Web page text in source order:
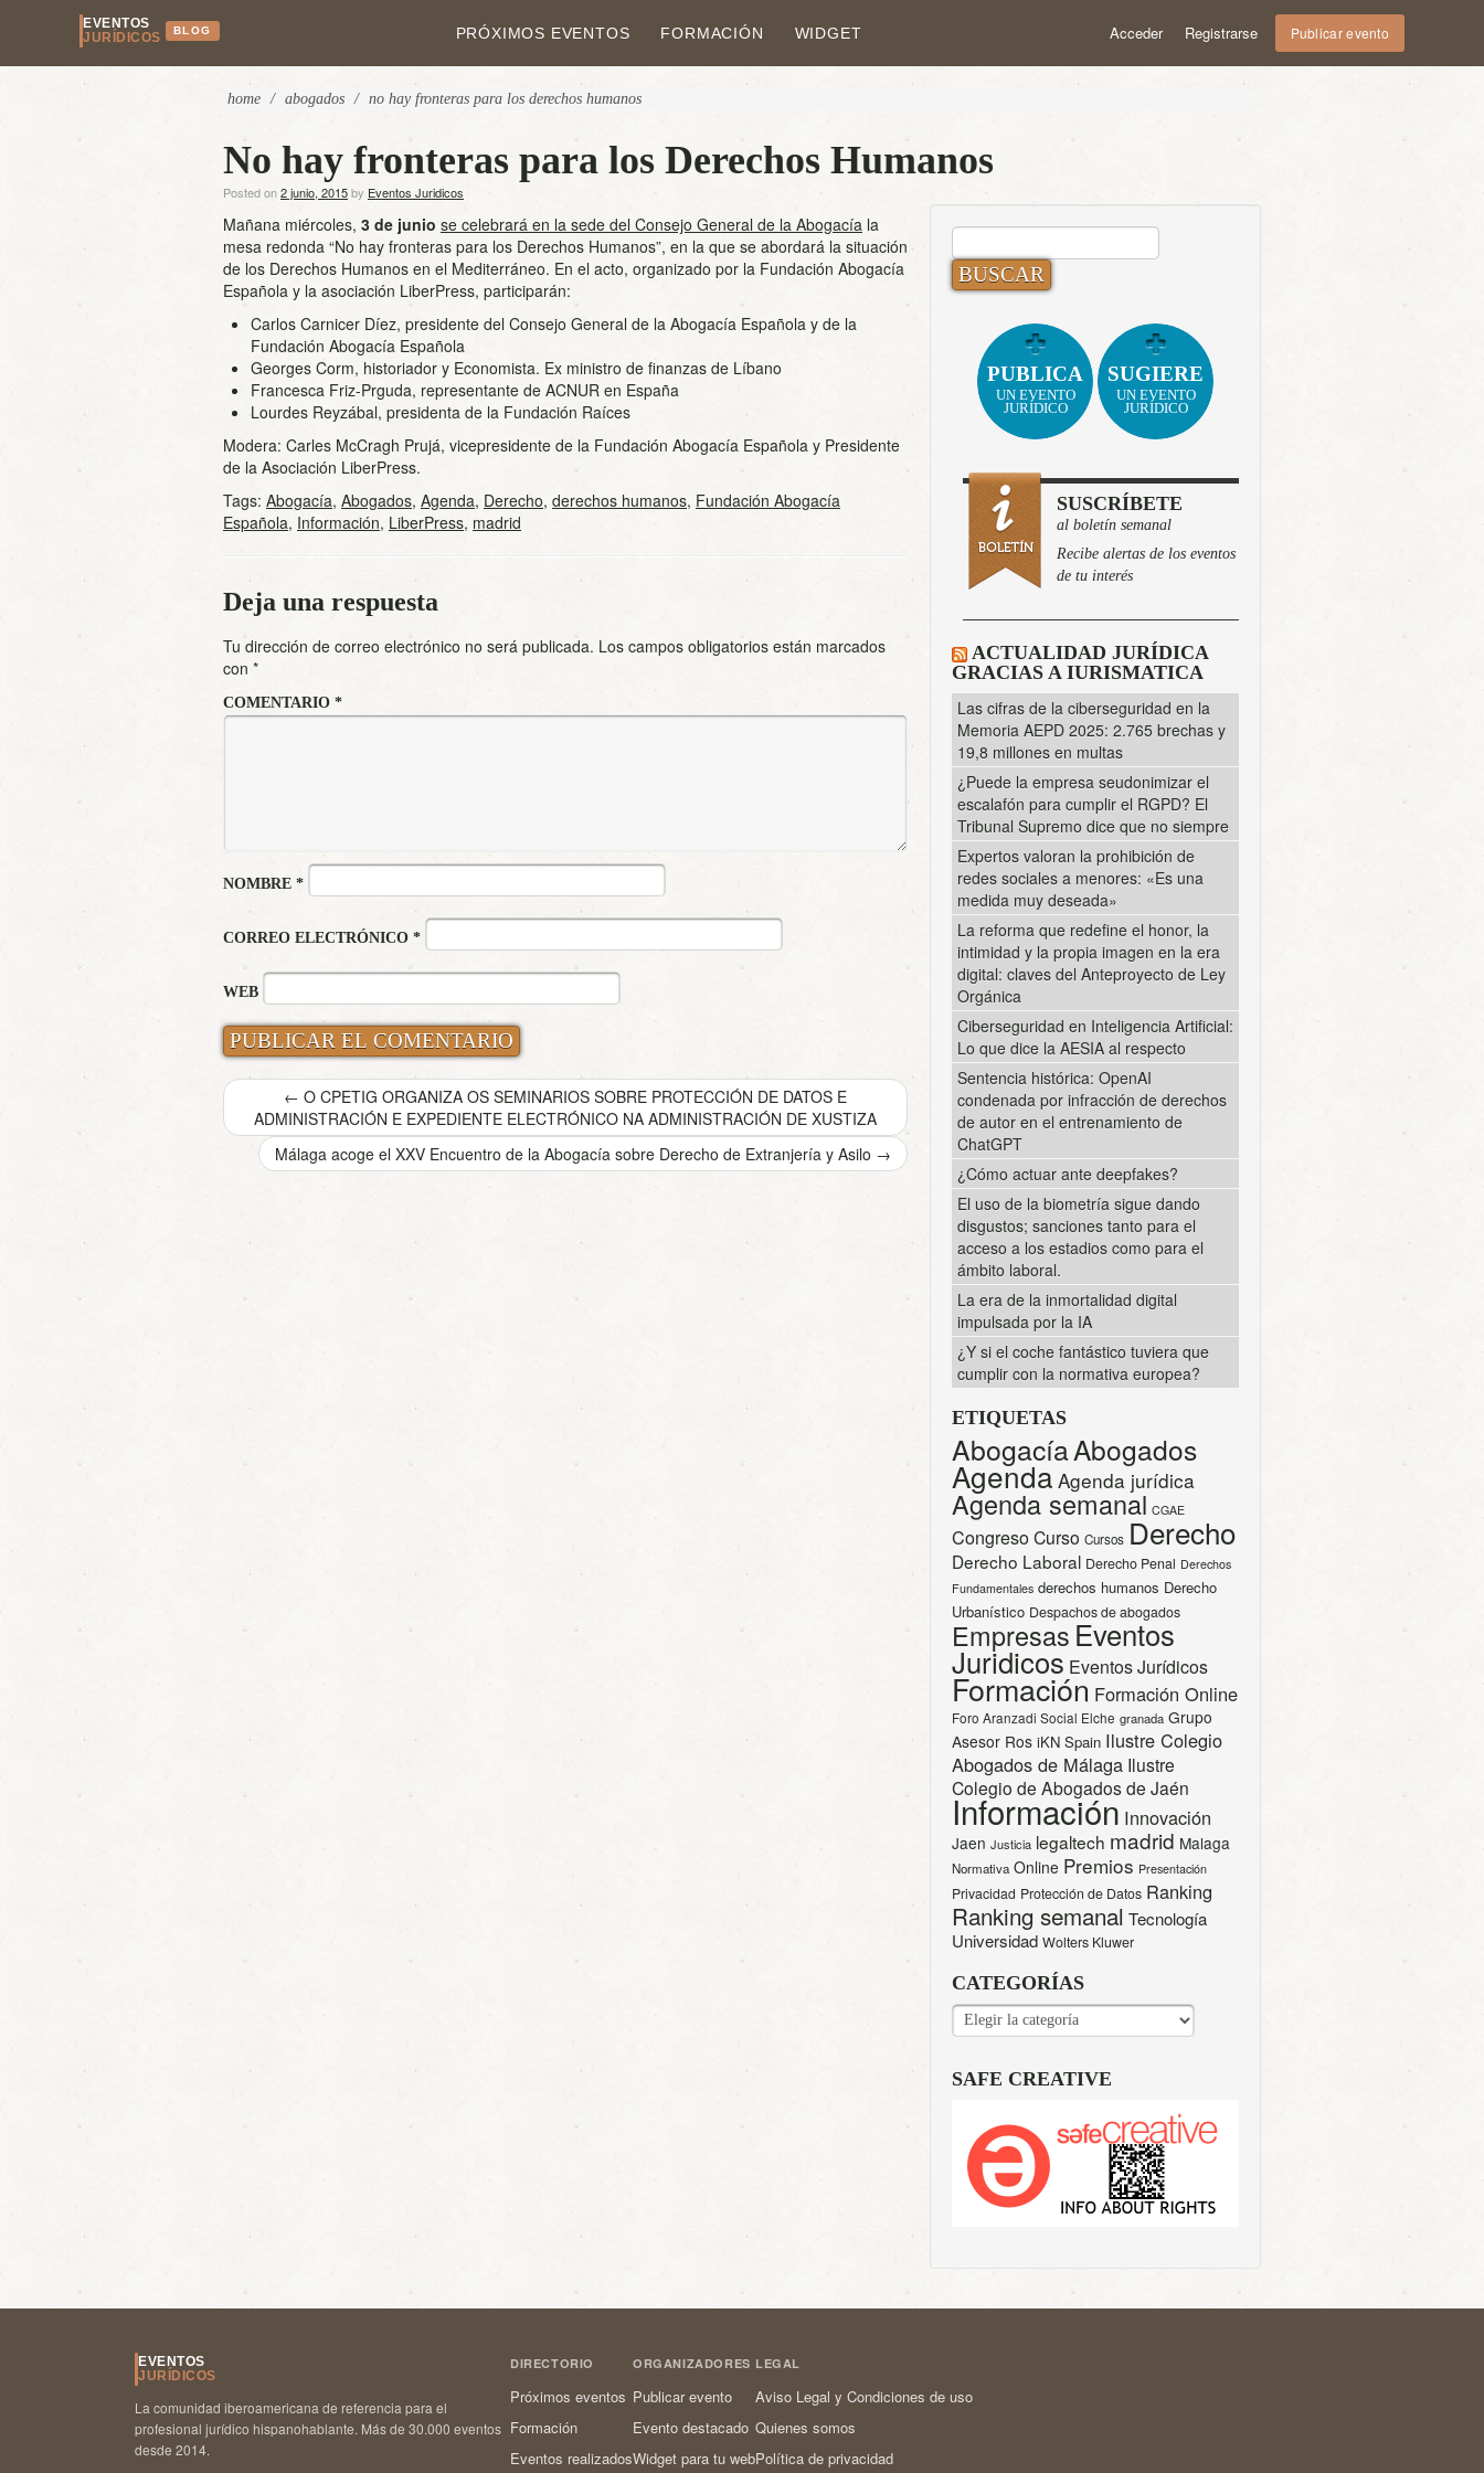
EVENTOS
JURÍDICOS
BLOG PRÓXIMOS EVENTOS FORMACIÓN WIDGET Acceder Registrarse Publicar evento
home / abogados / no hay fronteras para los derechos humanos
No hay fronteras para los Derechos Humanos
Posted on2 junio, 2015by Eventos Juridicos
Mañana miércoles, 3 de junio se celebrará en la sede del Consejo General de la Abogacía la
mesa redonda “No hay fronteras para los Derechos Humanos”, en la que se abordará la situación
de los Derechos Humanos en el Mediterráneo. En el acto, organizado por la Fundación Abogacía
Española y la asociación LiberPress, participarán:
Carlos Carnicer Díez, presidente del Consejo General de la Abogacía Española y de la
Fundación Abogacía Española
Georges Corm, historiador y Economista. Ex ministro de finanzas de Líbano
Francesca Friz-Prguda, representante de ACNUR en España
Lourdes Reyzábal, presidenta de la Fundación Raíces
Modera: Carles McCragh Prujá, vicepresidente de la Fundación Abogacía Española y Presidente
de la Asociación LiberPress.
Tags: Abogacía, Abogados, Agenda, Derecho, derechos humanos, Fundación Abogacía
Española, Información, LiberPress, madrid
Deja una respuesta
Tu dirección de correo electrónico no será publicada. Los campos obligatorios están marcados
con *
COMENTARIO *
NOMBRE *
CORREO ELECTRÓNICO *
WEB
← O CPETIG ORGANIZA OS SEMINARIOS SOBRE PROTECCIÓN DE DATOS E
ADMINISTRACIÓN E EXPEDIENTE ELECTRÓNICO NA ADMINISTRACIÓN DE XUSTIZA
Málaga acoge el XXV Encuentro de la Abogacía sobre Derecho de Extranjería y Asilo →
BUSCAR:
PUBLICA
UN EVENTO
JURÍDICO
SUGIERE
UN EVENTO
JURÍDICO
SUSCRÍBETE
al boletín semanal
Recibe alertas de los eventos
de tu interés
ACTUALIDAD JURÍDICA
GRACIAS A IURISMATICA
Las cifras de la ciberseguridad en la
Memoria AEPD 2025: 2.765 brechas y
19,8 millones en multas
¿Puede la empresa seudonimizar el
escalafón para cumplir el RGPD? El
Tribunal Supremo dice que no siempre
Expertos valoran la prohibición de
redes sociales a menores: «Es una
medida muy deseada»
La reforma que redefine el honor, la
intimidad y la propia imagen en la era
digital: claves del Anteproyecto de Ley
Orgánica
Ciberseguridad en Inteligencia Artificial:
Lo que dice la AESIA al respecto
Sentencia histórica: OpenAI
condenada por infracción de derechos
de autor en el entrenamiento de
ChatGPT
¿Cómo actuar ante deepfakes?
El uso de la biometría sigue dando
disgustos; sanciones tanto para el
acceso a los estadios como para el
ámbito laboral.
La era de la inmortalidad digital
impulsada por la IA
¿Y si el coche fantástico tuviera que
cumplir con la normativa europea?
ETIQUETAS
AbogacíaAbogados
Agenda Agenda jurídica
Agenda semanal CGAE
CongresoCurso Cursos Derecho
Derecho Laboral Derecho Penal Derechos
Fundamentales derechos humanos Derecho
Urbanístico Despachos de abogados
Empresas Eventos
Juridicos Eventos Jurídicos
Formación Formación Online
Foro Aranzadi Social Elche granada Grupo
Asesor Ros iKN Spain Ilustre Colegio
Abogados de Málaga Ilustre
Colegio de Abogados de Jaén
Información Innovación
Jaen Justicia legaltech madrid Malaga
Normativa Online Premios Presentación
Privacidad Protección de Datos Ranking
Ranking semanal Tecnología
Universidad Wolters Kluwer
CATEGORÍAS
CATEGORÍAS
SAFE CREATIVE
EVENTOS
JURÍDICOS
La comunidad iberoamericana de referencia para el
profesional jurídico hispanohablante. Más de 30.000 eventos
desde 2014.
DIRECTORIO
Próximos eventos
Formación
Eventos realizados
ORGANIZADORES
Publicar evento
Evento destacado
Widget para tu web
LEGAL
Aviso Legal y Condiciones de uso
Quienes somos
Política de privacidad